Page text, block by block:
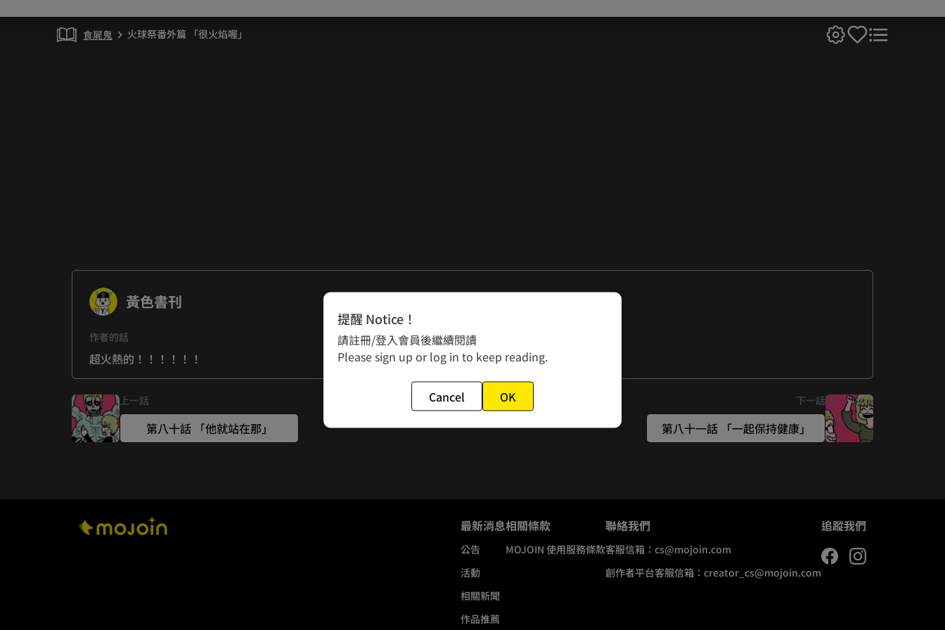
食屍鬼 chevron_right 火球祭番外篇 「很火焰喔」
黃色書刊
作者的話
超火熱的！！！！！！
上一話
第八十話 「他就站在那」
下一話
第八十一話 「一起保持健康」
最新消息
公告
活動
相關新聞
作品推薦
相關條款
MOJOIN 使用服務條款
聯絡我們
客服信箱： cs@mojoin.com
創作者平台客服信箱： creator_cs@mojoin.com
追蹤我們
提醒 Notice！
請註冊/登入會員後繼續閱讀
Please sign up or log in to keep reading.
Cancel OK